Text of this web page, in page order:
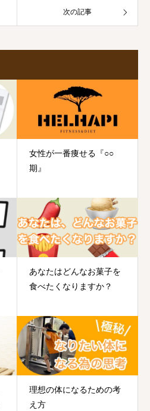
次の記事
女性が一番痩せる『○○
期』
あなたはどんなお菓子を
食べたくなりますか？
理想の体になるための考
え方